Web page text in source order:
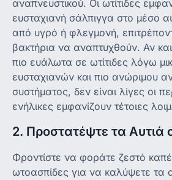
αναπνευστικού. Οι ωτίτιδες
ευσταχιανή σάλπιγγα στο μέσο
από υγρό ή φλεγμονή,
βακτήρια να αναπτυχθούν. Αν και
πιο ευάλωτα σε ωτίτιδες λόγω
ευσταχιανών και πιο ανώριμου
συστήματος, δεν είναι λίγες οι
ενήλικες εμφανίζουν τέτοιες
2. Προστατέψτε τα Αυτιά
Φροντίστε να φοράτε ζεστό
ωτοασπίδες για να καλύψετε τα